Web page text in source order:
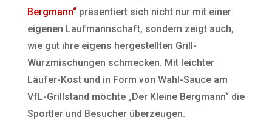
Bergmann“präsentiert sich nicht nur mit einer
eigenen Laufmannschaft, sondern zeigt auch,
wie gut ihre eigens hergestellten Grill-
Würzmischungen schmecken. Mit leichter
Läufer-Kost und in Form von Wahl-Sauce am
VfL-Grillstand möchte „Der Kleine Bergmann“ die
Sportler und Besucher überzeugen.